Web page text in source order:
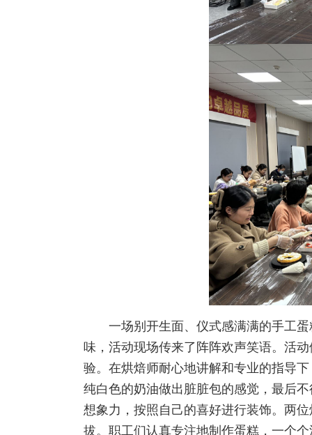
一场别开生面、仪式感满满的手工
味，活动现场传来了阵阵欢声笑语。活
验。在烘焙师耐心地讲解和专业的指导
纯白色的奶油做出脏脏包的感觉，最后
想象力，按照自己的喜好进行装饰。两
拔。职工们认真专注地制作蛋糕，一个